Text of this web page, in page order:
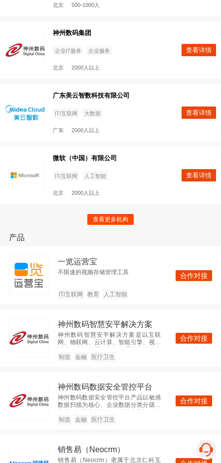
500-1000人
企业IT服务 企业服务
北京 2000人以上
查
广东美云智数科技有限公司
IT/互联网 大数据 查
微软（中国）有限公司
查看更多机构
产品
一览运营宝
不限速的视频存储管理工具
IT/互联网 教育 人工智能
合作对接
神州数码智慧安平解决方案
神州数码智慧安平解决方案是以互联
网、物联网、云计算、智能引擎、视频
撑，以公安信息化为核心，通过互联
享、深度应用”之目标的警务发展新理念
和新模式。
制造 金融 医疗卫生
合作对接
神州数码数据安全管控平台
神州数码数据安全管控平台产品以敏感
数据扫描为核心、企业数据分类分级为
据分类分级管理、数据安全共享等多个
求，以“平台化+模块化”双模式，为企业
数据安全和未来发展保驾护航。
制造 金融 医疗卫生
合作对接
销售易（Neocrm）
销售易（Neocrm）隶属于北京仁科互